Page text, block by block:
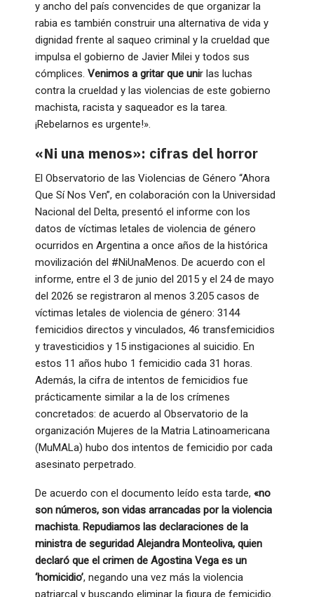
y ancho del país convencides de que organizar la
rabia es también construir una alternativa de vida y
dignidad frente al saqueo criminal y la crueldad que
impulsa el gobierno de Javier Milei y todos sus
cómplices. Venimos a gritar que unir las luchas
contra la crueldad y las violencias de este gobierno
machista, racista y saqueador es la tarea.
¡Rebelarnos es urgente!».
«Ni una menos»: cifras del horror
El Observatorio de las Violencias de Género “Ahora
Que Sí Nos Ven”, en colaboración con la Universidad
Nacional del Delta, presentó el informe con los
datos de víctimas letales de violencia de género
ocurridos en Argentina a once años de la histórica
movilización del #NiUnaMenos. De acuerdo con el
informe, entre el 3 de junio del 2015 y el 24 de mayo
del 2026 se registraron al menos 3.205 casos de
víctimas letales de violencia de género: 3144
femicidios directos y vinculados, 46 transfemicidios
y travesticidios y 15 instigaciones al suicidio. En
estos 11 años hubo 1 femicidio cada 31 horas.
Además, la cifra de intentos de femicidios fue
prácticamente similar a la de los crímenes
concretados: de acuerdo al Observatorio de la
organización Mujeres de la Matria Latinoamericana
(MuMALa) hubo dos intentos de femicidio por cada
asesinato perpetrado.
De acuerdo con el documento leído esta tarde, «no
son números, son vidas arrancadas por la violencia
machista. Repudiamos las declaraciones de la
ministra de seguridad Alejandra Monteoliva, quien
declaró que el crimen de Agostina Vega es un
‘homicidio’, negando una vez más la violencia
patriarcal y buscando eliminar la figura de femicidio.